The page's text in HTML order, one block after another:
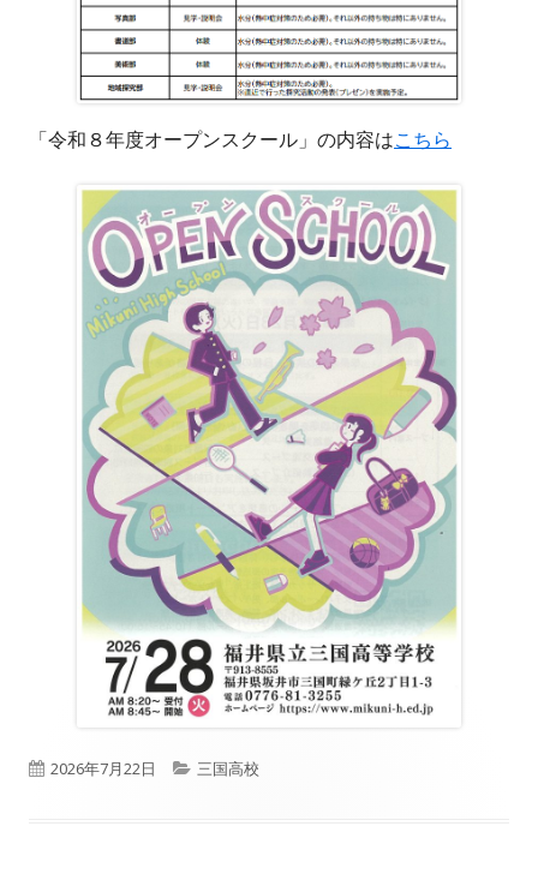
「令和８年度オープンスクール」の内容はこちら
公
2026年7月22日
カ
三国高校